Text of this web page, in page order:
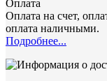
Оплата
Оплата на счет,
оплата наличными.
Подробнее...